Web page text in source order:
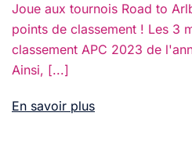
Joue aux tournois Road to
points de classement ! Les 3
classement APC 2023 de
Ainsi, [...]
En savoir plus